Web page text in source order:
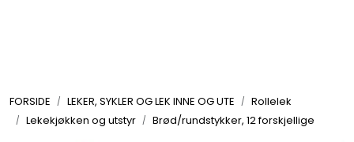
FORSIDE LEKER, SYKLER OG LEK INNE OG UTE
Rollelek
Lekekjøkken og utstyr
Brød/rundstykker, 12 forskjellige
LEKER, SYKLER OG LEK INNE OG UTE